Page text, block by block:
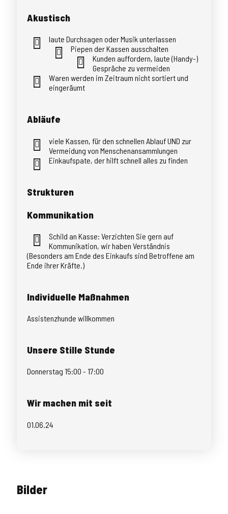
Akustisch
laute Durchsagen oder Musik unterlassen
Piepen der Kassen ausschalten
Kunden auffordern, laute (Handy-)
Gespräche zu vermeiden
Waren werden im Zeitraum nicht sortiert und
eingeräumt
Abläufe
viele Kassen, für den schnellen Ablauf UND zur
Vermeidung von Menschenansammlungen
Einkaufspate, der hilft schnell alles zu finden
Strukturen
Kommunikation
Schild an Kasse: Verzichten Sie gern auf
Kommunikation, wir haben Verständnis
(Besonders am Ende des Einkaufs sind Betroffene am
Ende ihrer Kräfte.)
Individuelle Maßnahmen
Assistenzhunde willkommen
Unsere Stille Stunde
Donnerstag 15:00 - 17:00
Wir machen mit seit
01.06.24
Bilder